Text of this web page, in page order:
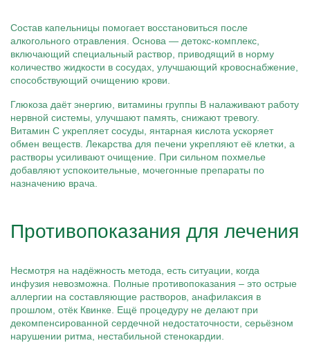
Состав капельницы помогает восстановиться после
алкогольного отравления. Основа — детокс-комплекс,
включающий специальный раствор, приводящий в норму
количество жидкости в сосудах, улучшающий кровоснабжение,
способствующий очищению крови.
Глюкоза даёт энергию, витамины группы B налаживают работу
нервной системы, улучшают память, снижают тревогу.
Витамин C укрепляет сосуды, янтарная кислота ускоряет
обмен веществ. Лекарства для печени укрепляют её клетки, а
растворы усиливают очищение. При сильном похмелье
добавляют успокоительные, мочегонные препараты по
назначению врача.
Противопоказания для лечения
Несмотря на надёжность метода, есть ситуации, когда
инфузия невозможна. Полные противопоказания – это острые
аллергии на составляющие растворов, анафилаксия в
прошлом, отёк Квинке. Ещё процедуру не делают при
декомпенсированной сердечной недостаточности, серьёзном
нарушении ритма, нестабильной стенокардии.